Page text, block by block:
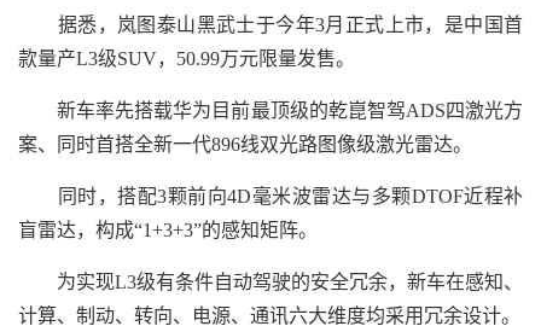
据悉，岚图泰山黑武士于今年3月正式上市，是中国首
款量产L3级SUV，50.99万元限量发售。
新车率先搭载华为目前最顶级的乾崑智驾ADS四激光方
案、同时首搭全新一代896线双光路图像级激光雷达。
同时，搭配3颗前向4D毫米波雷达与多颗DTOF近程补
盲雷达，构成“1+3+3”的感知矩阵。
为实现L3级有条件自动驾驶的安全冗余，新车在感知、
计算、制动、转向、电源、通讯六大维度均采用冗余设计。